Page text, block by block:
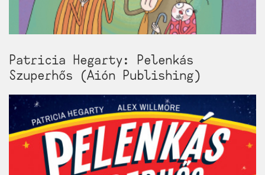
Patricia Hegarty: Pelenkás
Szuperhős (Aión Publishing)